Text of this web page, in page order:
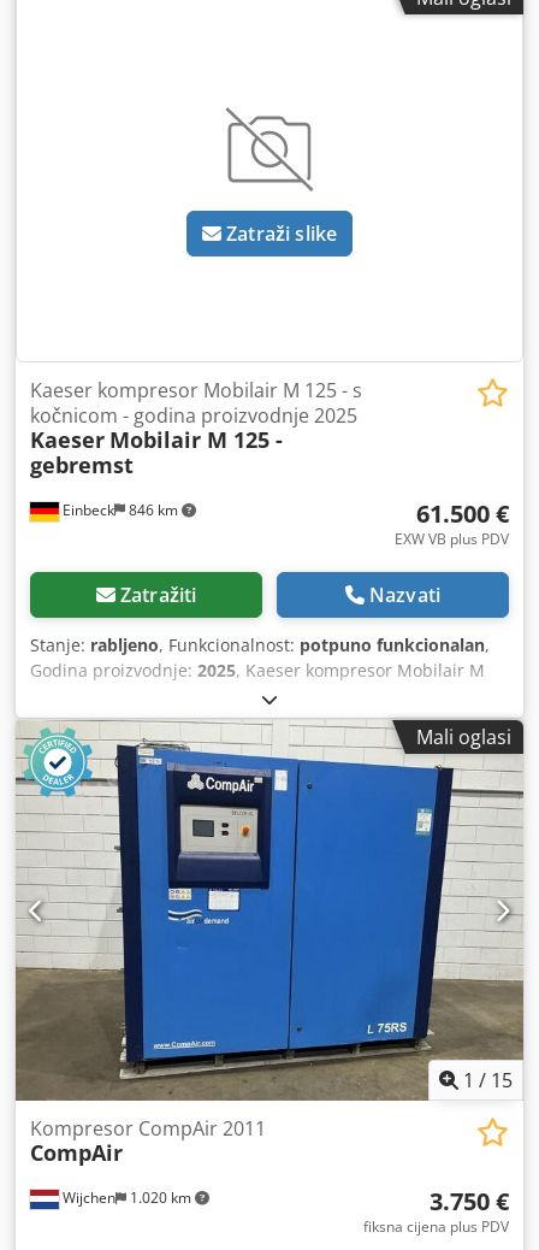
Pneumatski čekić za rad iznad glave i na ljestvama
Slike proizvoda su primjeri i prikazuju uređaj u novom
stanju – stvarno stanje može odstupati ovisno o trajanju
korištenja - Razgledavanje moguće u 37574 Einbeck uz
prethodnu najavu Cijena 10.400 EUR + PDV | EXW Einbeck
| Dostava na upit Dcsdey A E Eqjpfx Ablek
Zatraži slike
Einbeck 846 km
Kaeser kompresor Mobilair M 125 - s
kočnicom - godina proizvodnje 2025
Kaeser Mobilair M 125 -
gebremst
61.500 €
EXW VB plus PDV
Zatražiti Nazvati
Stanje: rabljeno, Funkcionalnost: potpuno funkcionalan,
Godina proizvodnje: 2025, Kaeser kompresor Mobilair M
125 - s kočnicom — Godina proizvodnje 2025 Rabljeno iz
profesionalnog najamnog voznog parka Kurt König
Baumaschinen GmbH, Einbeck. Djdpfx Aoy A E Aisbleck
Stanje & napomene: - Stanje: Rabljeno iz najma, redovito
servisirano - Funkcionalnost: Potpuno ispravno - Slike
proizvoda slijede — za aktualne slike slobodno nas
kontaktirajte - Razgledavanje moguće u 37574 Einbeck uz
prethodni dogovor Cijena 61.500 EUR bez PDV-a | EXW
Einbeck | Dostava na upit
Mali oglasi
1 / 15
Wijchen 1.020 km
Kompresor CompAir 2011
CompAir
3.750 €
fiksna cijena plus PDV